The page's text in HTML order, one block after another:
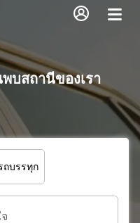
บสถานีของเรา
ถบรรทุก